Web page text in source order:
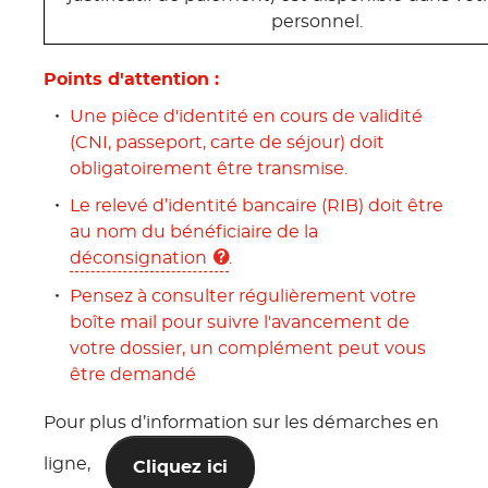
personnel.
Points d'attention :
Une pièce d'identité en cours de validité
(CNI, passeport, carte de séjour) doit
obligatoirement être transmise.
Le relevé d’identité bancaire (RIB) doit être
au nom du bénéficiaire de la
déconsignation
.
Pensez à consulter régulièrement votre
boîte mail pour suivre l'avancement de
votre dossier, un complément peut vous
être demandé
Pour plus d’information sur les démarches en
ligne, Cliquez ici